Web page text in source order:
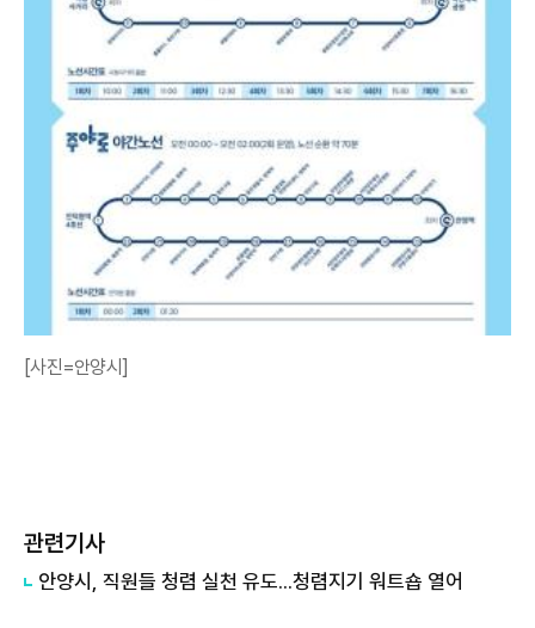
[사진=안양시]
관련기사
안양시, 직원들 청렴 실천 유도...청렴지기 워트숍 열어